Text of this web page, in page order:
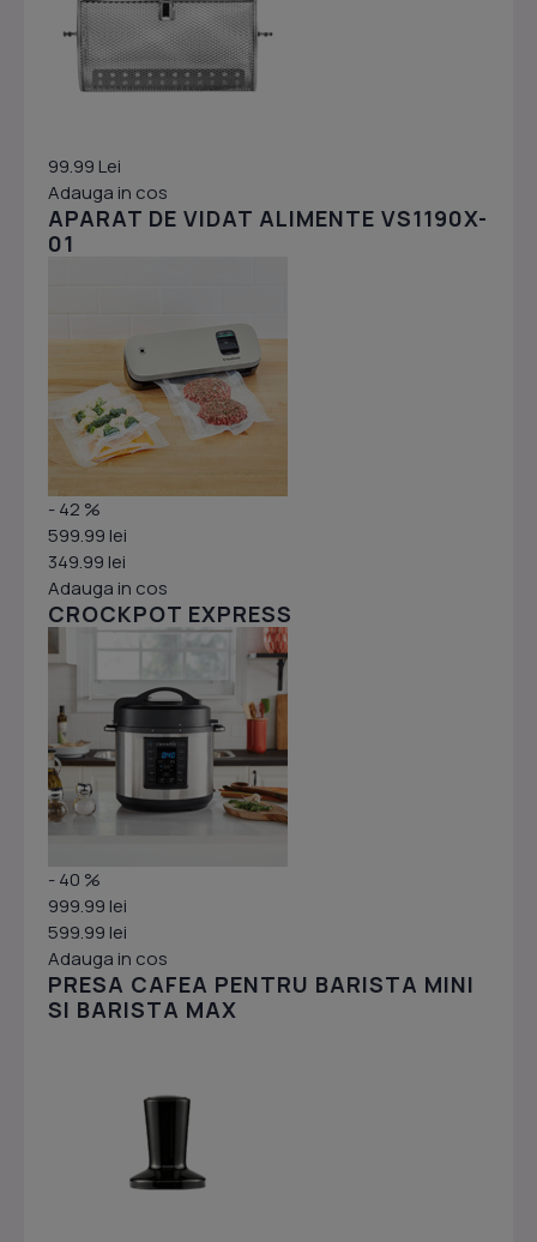
99.99 Lei
Adauga in cos
APARAT DE VIDAT ALIMENTE VS1190X-
01
- 42 %
599.99 lei
349.99 lei
Adauga in cos
CROCKPOT EXPRESS
- 40 %
999.99 lei
599.99 lei
Adauga in cos
PRESA CAFEA PENTRU BARISTA MINI
SI BARISTA MAX